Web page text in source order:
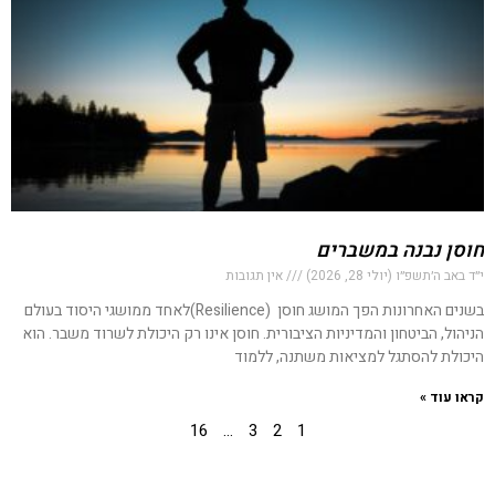
חוסן נבנה במשברים
י״ד באב ה׳תשפ״ו (יולי 28, 2026) אין תגובות
בשנים האחרונות הפך המושג חוסן (Resilience)לאחד ממושגי היסוד בעולם
הניהול, הביטחון והמדיניות הציבורית. חוסן אינו רק היכולת לשרוד משבר. הוא
היכולת להסתגל למציאות משתנה, ללמוד
קראו עוד »
1
2
3
…
16